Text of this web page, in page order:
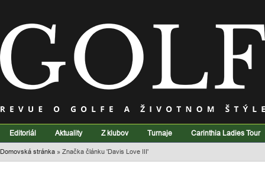
Editoriál Aktuality Z klubov Turnaje Carinthia Ladies Tour
Domovská stránka » Značka článku 'Davis Love III'